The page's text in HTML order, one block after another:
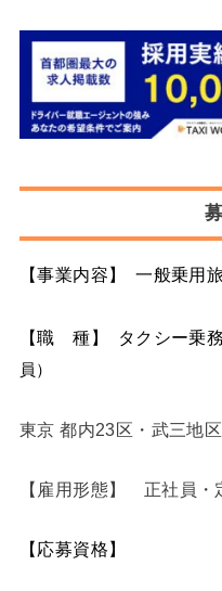
【事業内容】 一般乗用
【職 種】 タクシー乗
員）
東京 都内23区・武三地
【雇用形態】 正社員・
【応募資格】